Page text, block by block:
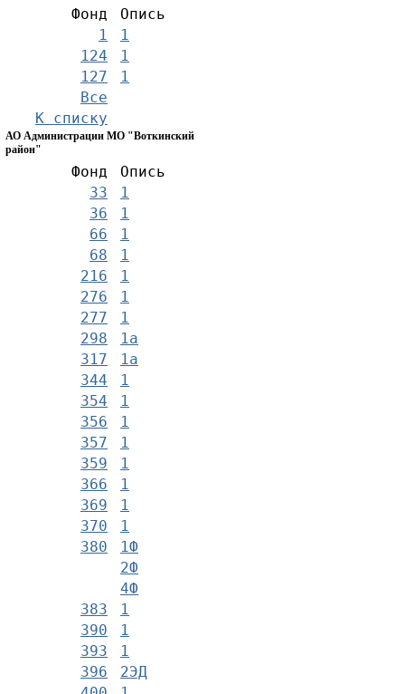
Фонд
Опись
1
1
124
1
127
1
Все
К списку
АО Администрации МО "Воткинский
район"
Фонд
Опись
33
1
36
1
66
1
68
1
216
1
276
1
277
1
298
1а
317
1а
344
1
354
1
356
1
357
1
359
1
366
1
369
1
370
1
380
1Ф
2Ф
4Ф
383
1
390
1
393
1
396
2ЭД